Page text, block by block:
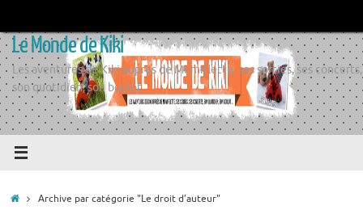
contenu
Le Monde de Kiki
Les aventures de Kiki auprès de Momiflette, ses sorties, ses concerts,
son quotidien, son boulot
AccueilArchive par catégorie "Le droit d’auteur"